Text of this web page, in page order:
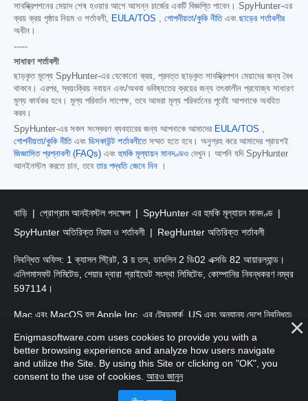
সাবস্ক্রিপশনের মেয়াদ শেষ হওয়ার আগে আসন্ন চার্জের একটি বিজ্ঞপ্তি পাবেন। SpyHunter-এর
ক্রয় ক্রয় পৃষ্ঠার নিয়ম ও শর্তাবলী,
EULA/TOS গোপনীয়তা/কুকি নীতিএবং ছাড়ের শর্তাবলীর
অধীন।
-----
সাধারণ শর্তাবলী
ছাড়কৃত মূল্যে SpyHunter-এর যেকোনো ক্রয়, প্রদত্ত ছাড়কৃত সাবস্ক্রিপশন মেয়াদের জন্য বৈধ
থাকবে। এরপর, স্বয়ংক্রিয় নবায়ন এবং/অথবা ভবিষ্যতের ক্রয়ের জন্য তৎকালীন প্রযোজ্য সাধারণ
মূল্য কার্যকর হবে। মূল্য পরিবর্তন সাপেক্ষ, তবে আমরা মূল্য পরিবর্তনের পূর্বেই আপনাকে অবহিত
করব।
SpyHunter-এর সকল সংস্করণ ব্যবহারের জন্য আপনাকে আমাদের EULA/TOS
গোপনীয়তা/কুকি নীতিএবং ডিসকাউন্ট শর্তাবলীতেসম্মত হতে হবে। অনুগ্রহ করে আমাদের প্রায়শই
জিজ্ঞাসিত প্রশ্নাবলী (FAQs) এবংহুমকি মূল্যায়ন মানদণ্ডও দেখুন। আপনি যদি SpyHunter
আনইনস্টল করতে চান, তবেতার পদ্ধতি জেনে নিন ।
বাড়ি প্রোগ্রাম আনইনস্টল পদক্ষেপ
SpyHunter এর হুমকি মূল্যায়ন মানদণ্ড
SpyHunter অতিরিক্ত নিয়ম ও শর্তাবলী
RegHunter অতিরিক্ত শর্তাবলী
নিবন্ধিত অফিস: 1 ক্যাসল স্ট্রিট, 3 য় তল, ডাবলিন 2 ডি02 এক্সডি 82 আয়ারল্যান্ড।
এনিগমাসফট লিমিটেড, শেয়ার দ্বারা প্রাইভেট সংস্থা লিমিটেড, কোম্পানির নিবন্ধকরণ নম্বর
597114।
Mac এবং MacOS হল Apple Inc. এর ট্রেডমার্ক, US এবং অন্যান্য দেশে নিবন্ধিত৷
কপিরাইট 2016-2026। এনিগমাসফট লিমিটেড সর্বস্বত্ত্ব সংরক্ষিত।
Enigmasoftware.com uses cookies to provide you with a
better browsing experience and analyze how users navigate
and utilize the Site. By using this Site or clicking on "OK", you
consent to the use of cookies. আরও জানুন